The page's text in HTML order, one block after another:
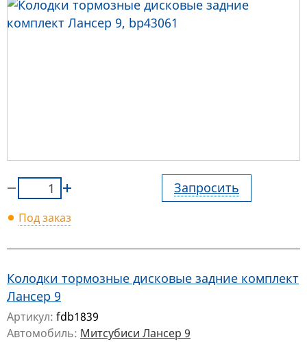
Запросить
Под заказ
Колодки тормозные дисковые задние комплект
Лансер 9
Артикул: fdb1839
Автомобиль: Митсубиси Лансер 9